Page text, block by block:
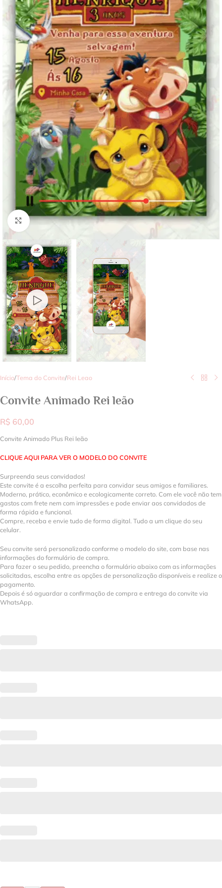
Clique para ampliar
Início/Tema do Convite/Rei Leao
Convite Animado Rei leão
R$ 60,00
Convite Animado Plus Rei leão
CLIQUE AQUI PARA VER O MODELO DO CONVITE
Surpreenda seus convidados!
Este convite é a escolha perfeita para convidar seus amigos e familiares.
Moderno, prático, econômico e ecologicamente correto. Com ele você não tem
gastos com frete nem com impressões e pode enviar aos convidados de
forma rápida e funcional.
Compre, receba e envie tudo de forma digital. Tudo a um clique do seu
celular.
Seu convite será personalizado conforme o modelo do site, com base nas
informações do formulário de compra.
Para fazer o seu pedido, preencha o formulário abaixo com as informações
solicitadas, escolha entre as opções de personalização disponíveis e realize o
pagamento.
Depois é só aguardar a confirmação de compra e entrega do convite via
WhatsApp.